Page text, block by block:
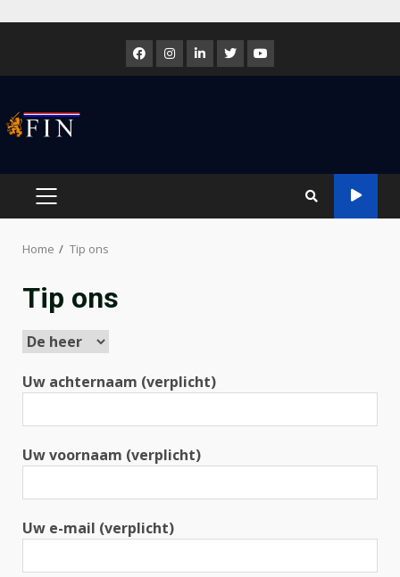
content
FacebookInstagram
LinkedInTwitterYoutube
PRIMARY
Home Tip ons
Tip ons
Uw achternaam (verplicht)
Uw voornaam (verplicht)
Uw e-mail (verplicht)